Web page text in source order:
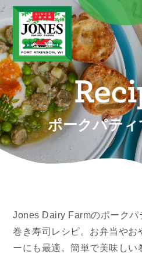
ポークパテ
Jones Dairy Farmのポークパ
巻き寿司レシピ。お弁当やお
ーにも最適。簡単で美味しい